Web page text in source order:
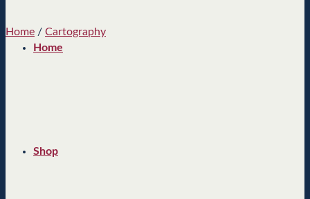
Home
Shop
Home / Cartography